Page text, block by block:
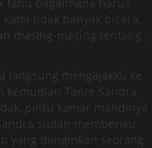
tidak banyak bicara,
masing-masing tentang
langsung mengajakku ke
Tante Sandra
pintu kamar mandinya
sudah memberiku
yang diinginkan seorang